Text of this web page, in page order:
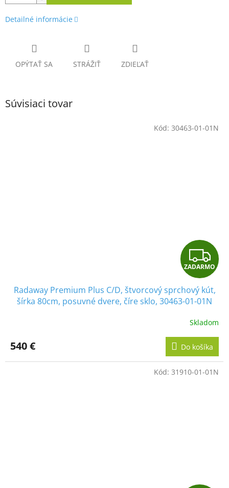
Detailné informácie
OPÝTAŤ SA STRÁŽIŤ ZDIEĽAŤ
Súvisiaci tovar
Z
A
D
A
R
M
ZADARMO
Radaway Premium Plus C/D, štvorcový sprchový kút,
šírka 80cm, posuvné dvere, číre sklo, 30463-01-01N
Skladom
540 € Do košíka
Kód: 30463-01-01N
Kód: 31910-01-01N